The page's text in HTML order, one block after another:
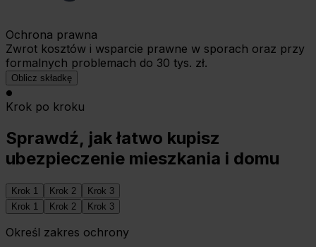
Ochrona prawna
Zwrot kosztów i wsparcie prawne w sporach oraz przy
formalnych problemach do 30 tys. zł.
Oblicz składkę
Krok po kroku
Sprawdź, jak łatwo kupisz
ubezpieczenie mieszkania i domu
Krok 1 Krok 2 Krok 3
Krok 1 Krok 2 Krok 3
Określ zakres ochrony